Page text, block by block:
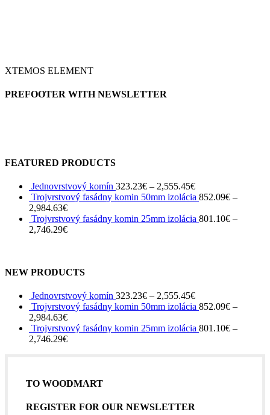
XTEMOS ELEMENT
PREFOOTER WITH NEWSLETTER
FEATURED PRODUCTS
Jednovrstvový komín 323.23€ – 2,555.45€
Trojvrstvový fasádny komin 50mm izolácia 852.09€ –
2,984.63€
Trojvrstvový fasádny komin 25mm izolácia 801.10€ –
2,746.29€
NEW PRODUCTS
Jednovrstvový komín 323.23€ – 2,555.45€
Trojvrstvový fasádny komin 50mm izolácia 852.09€ –
2,984.63€
Trojvrstvový fasádny komin 25mm izolácia 801.10€ –
2,746.29€
TO WOODMART
REGISTER FOR OUR NEWSLETTER